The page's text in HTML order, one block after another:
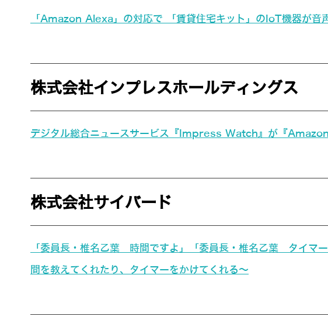
「Amazon Alexa」の対応で 「賃貸住宅キット」のIoT機器が音
株式会社インプレスホールディングス
デジタル総合ニュースサービス『Impress Watch』が『
株式会社サイバード
「委員長・椎名乙葉 時間ですよ」「委員長・椎名乙葉 タイマ
間を教えてくれたり、タイマーをかけてくれる～